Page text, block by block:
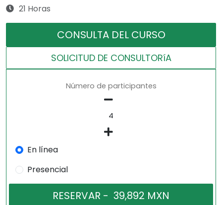
21 Horas
CONSULTA DEL CURSO
SOLICITUD DE CONSULTORíA
Número de participantes
En línea
Presencial